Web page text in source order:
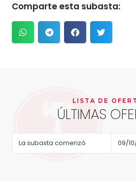
Comparte esta subasta:
LISTA DE
ÚLTIMAS
La subasta comenzó 09/